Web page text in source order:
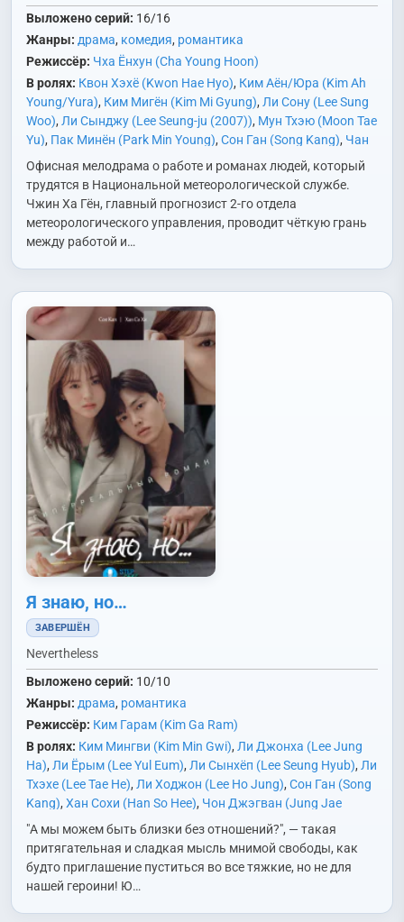
Выложено серий: 16/16
Жанры: драма, комедия, романтика
Режиссёр: Чха Ёнхун (Cha Young Hoon)
В ролях: Квон Хэхё (Kwon Hae Hyo), Ким Аён/Юра (Kim Ah
Young/Yura), Ким Мигён (Kim Mi Gyung), Ли Сону (Lee Sung
Woo), Ли Сынджу (Lee Seung-ju (2007)), Мун Тхэю (Moon Tae
Yu), Пак Минён (Park Min Young),Сон Ган (Song Kang), Чан
Соён (Jang So Yeon)
Чон Унсон (Jung Woon Sun)
Чхэ Соын
(Chae Seo Eun)
Юн Пак (Yoon Park)
Юн Сабон (Yoon Sa
Bong)
Офисная мелодрама о работе и романах людей, который
трудятся в Национальной метеорологической службе.
Чжин Ха Гён, главный прогнозист 2-го отдела
метеорологического управления, проводит чёткую грань
между работой и…
Я знаю, но…
ЗАВЕРШЁН
Nevertheless
Выложено серий: 10/10
Жанры: драма, романтика
Режиссёр: Ким Гарам (Kim Ga Ram)
В ролях: Ким Мингви (Kim Min Gwi), Ли Джонха (Lee Jung
Ha), Ли Ёрым (Lee Yul Eum), Ли Сынхёп (Lee Seung Hyub), Ли
Тхэхе (Lee Tae He), Ли Ходжон (Lee Ho Jung), Сон Ган (Song
Kang), Хан Сохи (Han So Hee), Чон Джэгван (Jung Jae
Kwang)
Чхэ Джонхёп (Chae Jong Hyeop) ,Юн Сабон (Yoon
"А мы можем быть близки без отношений?", — такая
притягательная и сладкая мысль мнимой свободы, как
будто приглашение пуститься во все тяжкие, но не для
нашей героини! Ю…